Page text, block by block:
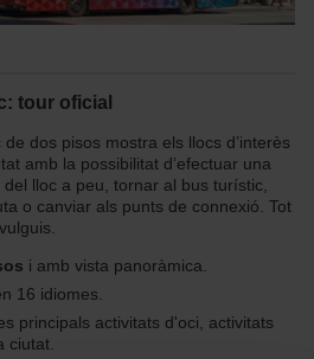
tour oficial
dos pisos mostra els llocs d’interès
amb la possibilitat d’efectuar una
lloc a peu, tornar al bus turístic,
o canviar als punts de connexió. Tot
i amb vista panoràmica.
16 idiomes.
principals activitats d'oci, activitats
ciutat.